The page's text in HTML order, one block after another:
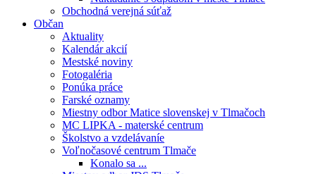
Obchodná verejná súťaž
Občan
Aktuality
Kalendár akcií
Mestské noviny
Fotogaléria
Ponúka práce
Farské oznamy
Miestny odbor Matice slovenskej v Tlmačoch
MC LIPKA - materské centrum
Školstvo a vzdelávaníe
Voľnočasové centrum Tlmače
Konalo sa ...